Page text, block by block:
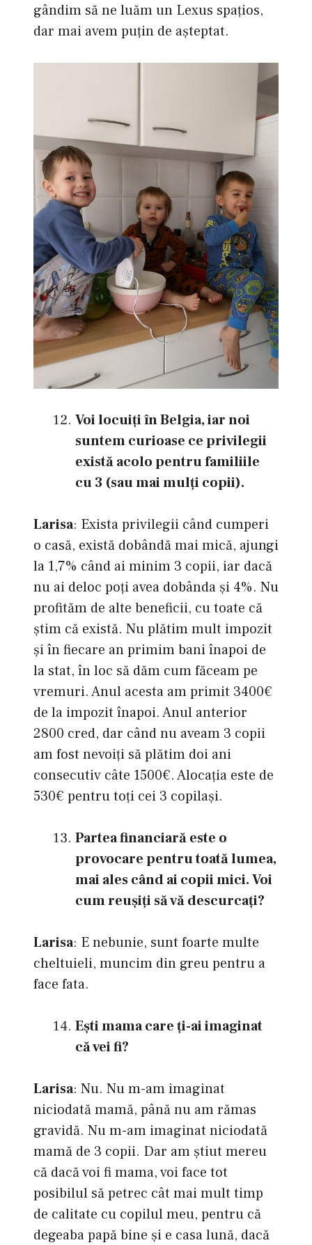
gândim să ne luăm un Lexus spațios,
dar mai avem puțin de așteptat.
Voi locuiţi în Belgia, iar noi
suntem curioase ce privilegii
există acolo pentru familiile
cu 3 (sau mai mulţi copii).
Larisa: Exista privilegii când cumperi
o casă, există dobândă mai mică, ajungi
la 1,7% când ai minim 3 copii, iar dacă
nu ai deloc poți avea dobânda și 4%. Nu
profităm de alte beneficii, cu toate că
știm că există. Nu plătim mult impozit
și în fiecare an primim bani înapoi de
la stat, în loc să dăm cum făceam pe
vremuri. Anul acesta am primit 3400€
de la impozit înapoi. Anul anterior
2800 cred, dar când nu aveam 3 copii
am fost nevoiți să plătim doi ani
consecutiv câte 1500€. Alocația este de
530€ pentru toți cei 3 copilași.
Partea financiară este o
provocare pentru toată lumea,
mai ales când ai copii mici. Voi
cum reuşiţi să vă descurcați?
Larisa: E nebunie, sunt foarte multe
cheltuieli, muncim din greu pentru a
face fata.
Eşti mama care ţi-ai imaginat
că vei fi?
Larisa: Nu. Nu m-am imaginat
niciodată mamă, până nu am rămas
gravidă. Nu m-am imaginat niciodată
mamă de 3 copii. Dar am știut mereu
că dacă voi fi mama, voi face tot
posibilul să petrec cât mai mult timp
de calitate cu copilul meu, pentru că
degeaba papă bine și e casa lună, dacă